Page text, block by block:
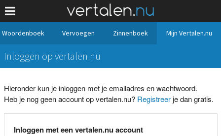
Woordenboek Vervoegen Zinnenboek Mijn Vertalen.nu
Inloggen op vertalen.nu
Hieronder kun je inloggen met je emailadres en wachtwoord.
Heb je nog geen account op vertalen.nu? Registreerje dan gratis.
Inloggen met een vertalen.nu account